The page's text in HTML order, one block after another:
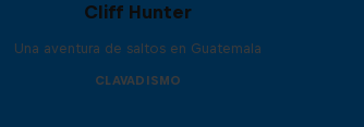
Cliff Hunter
Una aventura de saltos en Guatemala
CLAVADISMO